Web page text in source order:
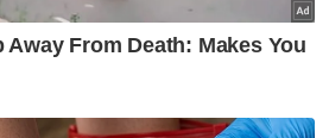
Busters
Mara Banting bentuk
berprinsip, bukan